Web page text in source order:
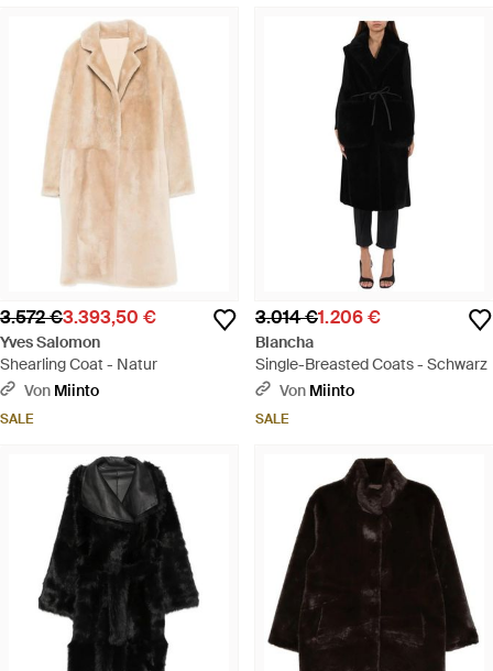
3.572 €3.393,50 €
Yves Salomon
Shearling Coat - Natur
Von Miinto
SALE
3.014 €1.206 €
Blancha
Single-Breasted Coats - Schwarz
Von Miinto
SALE